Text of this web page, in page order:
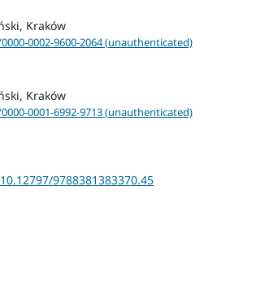
Kraków
0002-9600-2064 (unauthenticated)
Kraków
0001-6992-9713 (unauthenticated)
9788381383370.45